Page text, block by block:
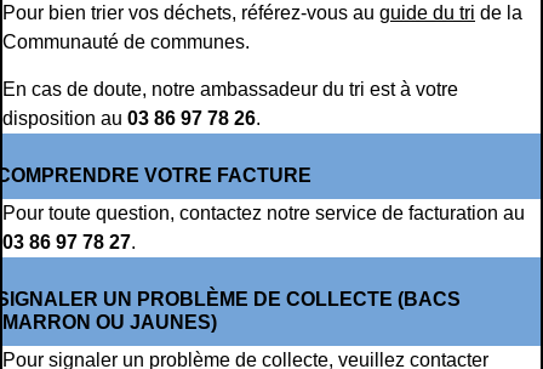
Pour bien trier vos déchets, référez-vous au guide du tri de la
Communauté de communes.
En cas de doute, notre ambassadeur du tri est à votre
disposition au 03 86 97 78 26.
VOTRE FACTURE
Pour toute question, contactez notre service de facturation au
03 86 97 78 27.
UN PROBLÈME DE COLLECTE (BACS
MARRON OU JAUNES)
Pour signaler un problème de collecte, veuillez contacter